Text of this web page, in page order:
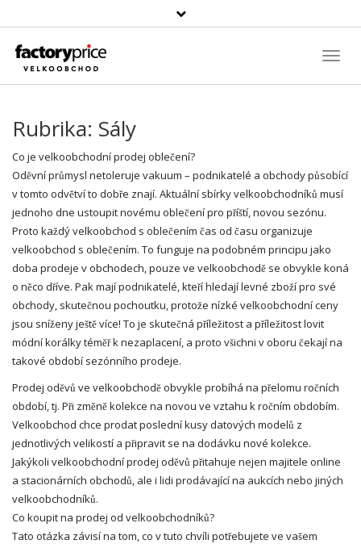
Vyhledávání
Rubrika: Sály
Co je velkoobchodní prodej oblečení?
Oděvní průmysl netoleruje vakuum – podnikatelé a obchody působící
v tomto odvětví to dobře znají. Aktuální sbírky velkoobchodníků musí
jednoho dne ustoupit novému oblečení pro příští, novou sezónu.
Proto každývelkoobchod s oblečením čas od času organizuje
velkoobchod s oblečením. To funguje na podobném principu jako
doba prodeje v obchodech, pouze ve velkoobchodě se obvykle koná
o něco dříve. Pak mají podnikatelé, kteří hledají levné zboží pro své
obchody, skutečnou pochoutku, protože nízké velkoobchodní ceny
jsou sníženy ještě více! To je skutečná příležitost a příležitost lovit
módní korálky téměř k nezaplacení, a proto všichni v oboru čekají na
takové období sezónního prodeje.
Prodej oděvů ve velkoobchodě obvykle probíhá na přelomu ročních
období, tj. Při změně kolekce na novou ve vztahu k ročním obdobím.
Velkoobchod chce prodat poslední kusy datových modelů z
jednotlivých velikostí a připravit se na dodávku nové kolekce.
Jakýkoli velkoobchodní prodej oděvů přitahuje nejen majitele online
a stacionárních obchodů, ale i lidi prodávající na aukcích nebo jiných
velkoobchodníků.
Co koupit na prodej od velkoobchodníků?
Tato otázka závisí na tom, co v tuto chvíli potřebujete ve vašem